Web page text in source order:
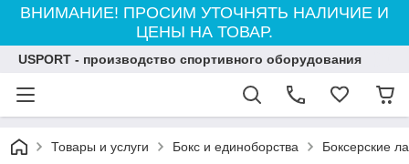
ВНИМАНИЕ! ПРОСИМ УТОЧНЯТЬ НАЛИЧИЕ И
ЦЕНЫ НА ТОВАР.
USPORT - производство спортивного оборудования
Товары и услуги Бокс и единоборства Боксерские